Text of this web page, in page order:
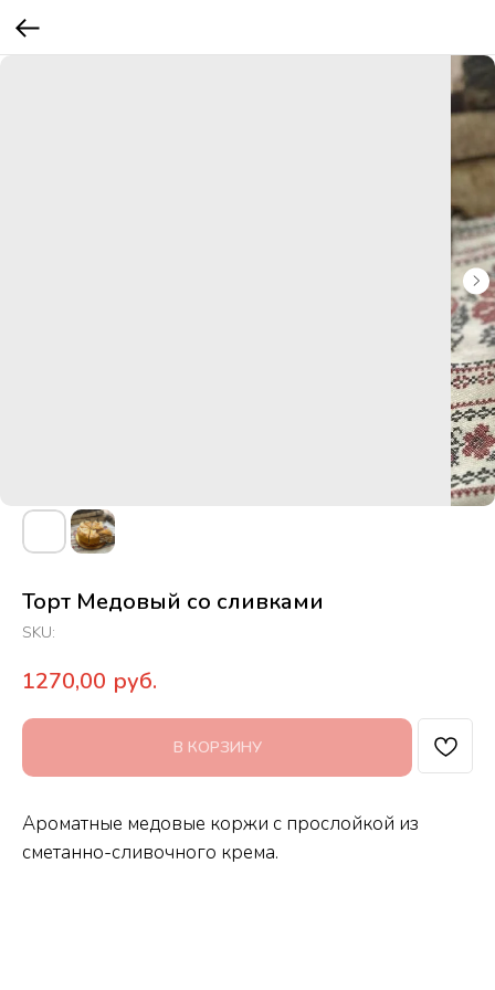
Торт Медовый со сливками
SKU:
1270,00 руб.
В КОРЗИНУ
Ароматные медовые коржи с прослойкой из
сметанно-сливочного крема.